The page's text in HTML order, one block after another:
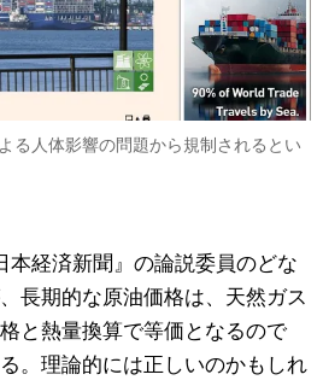
る人体影響の問題から規制されるとい
経済新聞』の論説委員のどな
長期的な原油価格は、天然ガス
と熱量換算で等価となるので
。理論的には正しいのかもしれ